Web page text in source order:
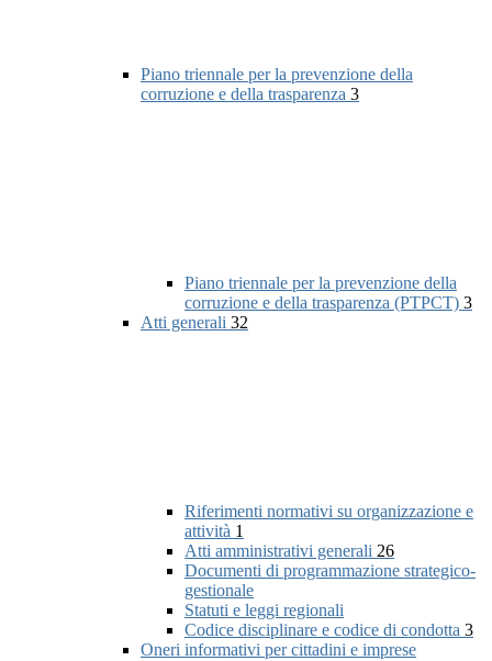
Piano triennale per la prevenzione della
corruzione e della trasparenza 3
Piano triennale per la prevenzione della
corruzione e della trasparenza (PTPCT) 3
Atti generali 32
Riferimenti normativi su organizzazione e
attività 1
Atti amministrativi generali 26
Documenti di programmazione strategico-
gestionale
Statuti e leggi regionali
Codice disciplinare e codice di condotta 3
Oneri informativi per cittadini e imprese